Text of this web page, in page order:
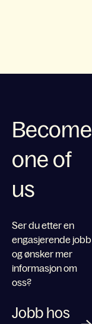
Become
one of
us
Ser du etter en
engasjerende jobb
og ønsker mer
informasjon om
oss?
Jobb hos